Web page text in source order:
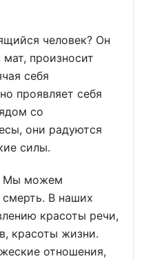
человек? Он
произносит
себя
проявляет себя
со
они радуются
силы.
Мы можем
смерть. В наших
красоты речи,
красоты жизни.
отношения,